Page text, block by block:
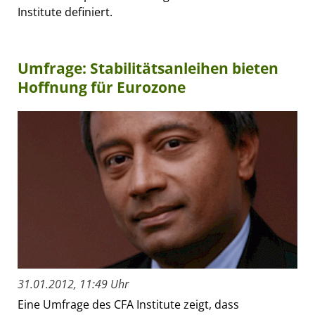
Institute definiert.
Umfrage: Stabilitätsanleihen bieten
Hoffnung für Eurozone
31.01.2012, 11:49 Uhr
Eine Umfrage des CFA Institute zeigt, dass